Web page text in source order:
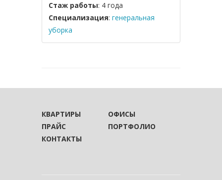
Стаж работы: 4 года
Специализация: генеральная
уборка
КВАРТИРЫ
ОФИСЫ
ПРАЙС
ПОРТФОЛИО
КОНТАКТЫ